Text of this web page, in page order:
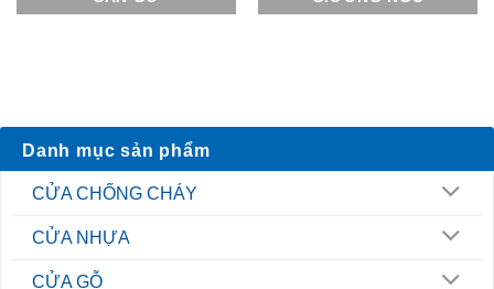
Danh mục sản phẩm
CỬA CHỐNG CHÁY
CỬA NHỰA
CỬA GỖ